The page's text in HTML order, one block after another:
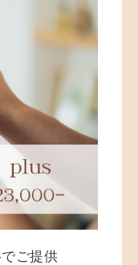
ご提供